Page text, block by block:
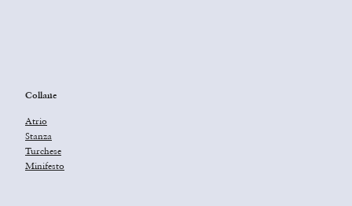
Collane
Atrio
Stanza
Turchese
Minifesto